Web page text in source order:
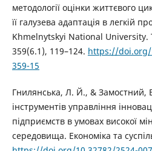
методології оцінки життєвого
її галузева адаптація в легкій
Khmelnytskyi National University.
359(6.1), 119–124. https://doi.org/
359-15
Гнилянська, Л. Й., & Замостний,
інструментів управління
підприємств в умовах високої
середовища. Економіка та